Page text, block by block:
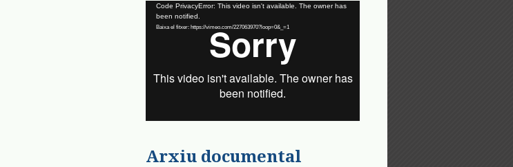
Reproductor
vídeo
Code PrivacyError: This video isn't available. The owner has
been notified.
Baixa el fitxer: https://vimeo.com/227063970?loop=0&_=1
Arxiu documental